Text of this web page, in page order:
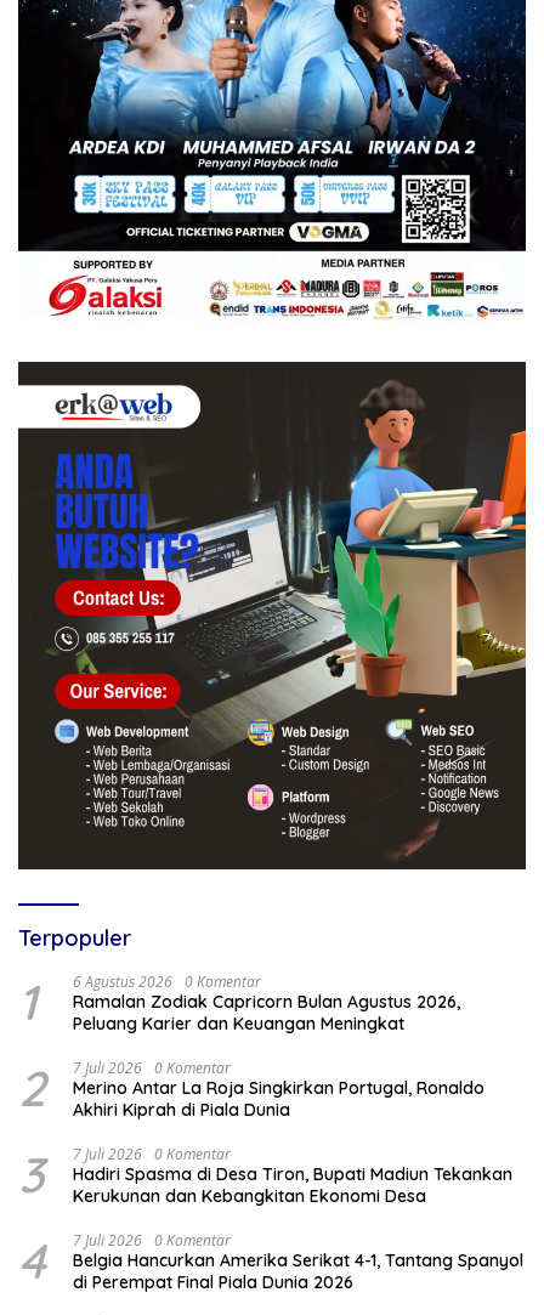
Terpopuler
1 6 Agustus 2026 0 Komentar
Ramalan Zodiak Capricorn Bulan Agustus 2026,
Peluang Karier dan Keuangan Meningkat
2 7 Juli 2026 0 Komentar
Merino Antar La Roja Singkirkan Portugal, Ronaldo
Akhiri Kiprah di Piala Dunia
3 7 Juli 2026 0 Komentar
Hadiri Spasma di Desa Tiron, Bupati Madiun Tekankan
Kerukunan dan Kebangkitan Ekonomi Desa
4 7 Juli 2026 0 Komentar
Belgia Hancurkan Amerika Serikat 4-1, Tantang Spanyol
di Perempat Final Piala Dunia 2026